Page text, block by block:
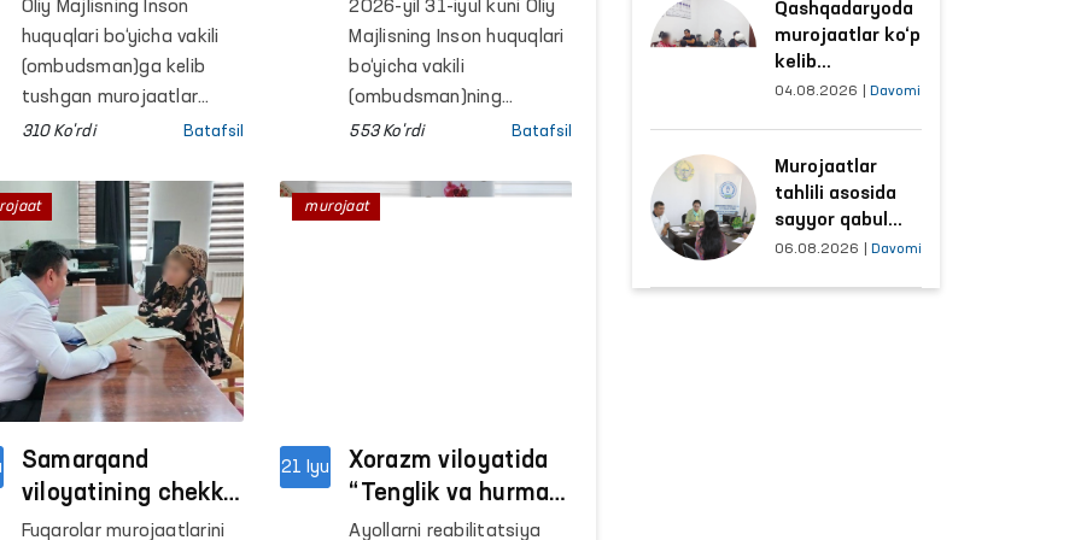
hududlar bilan
manzilli ishlash
yo‘lga qo‘yildi
Oliy Majlisning Inson
huquqlari bo‘yicha vakili
(ombudsman)ga kelib
tushgan murojaatlar
tahlili Qashqadaryo
tumanidan murojaatlar
soni yuqori ekanini
ko‘rsatdi.
310 Ko'rdi Batafsil
eshitildi
2026-yil 31-iyul kuni Oliy
Majlisning Inson huquqlari
bo‘yicha vakili
(ombudsman)ning
navbatdagi shaxsiy
mulk huquqi, ijtimoiy
himoya, fuqarolik-huquqiy
553 Ko'rdi Batafsil
Samarqand
viloyatining chekka
hududlaridan birida
Fuqarolar murojaatlarini
21 Iyu
Xorazm viloyatida
“Tenglik va hurmat”
platformasi
Ayollarni reabilitatsiya
murojaat
sharoitlar
yaxshilandi
Qashqadaryoda
murojaatlar ko‘p
kelib
tushayotgan
yo‘lga qo‘yildi
04.08.2026 Davomi
Murojaatlar
tahlili asosida
sayyor qabul
o‘tkaziladigan
06.08.2026 Davomi